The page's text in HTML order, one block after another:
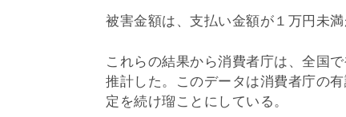
被害金額は、支払い金額が１万円未
これらの結果から消費者庁は、全国
推計した。このデータは消費者庁の
定を続け瑠ことにしている。